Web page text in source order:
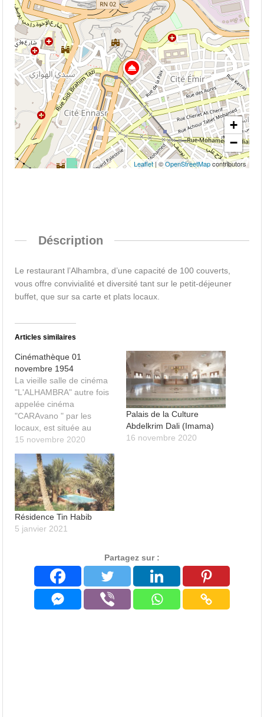
+
−
Leaflet| ©OpenStreetMapcontributors
Déscription
Le restaurant l’Alhambra, d’une capacité de 100 couverts,
vous offre convivialité et diversité tant sur le petit-déjeuner
buffet, que sur sa carte et plats locaux.
Articles similaires
Cinémathèque 01
novembre 1954
La vieille salle de cinéma
"L'ALHAMBRA" autre fois
appelée cinéma
"CARAvano " par les
locaux, est située au
dessous de la place du 1
novembre (EX- PLACE
GUEYDON).
Anciennement cinéma L'
ALHAMBRA, est devenu
Cinémathèque 01
novembre 1954, vers la
fin des années 1980.
15 novembre 2020
Palais de la Culture
Abdelkrim Dali (Imama)
16 novembre 2020
Résidence Tin Habib
5 janvier 2021
Partagez sur :